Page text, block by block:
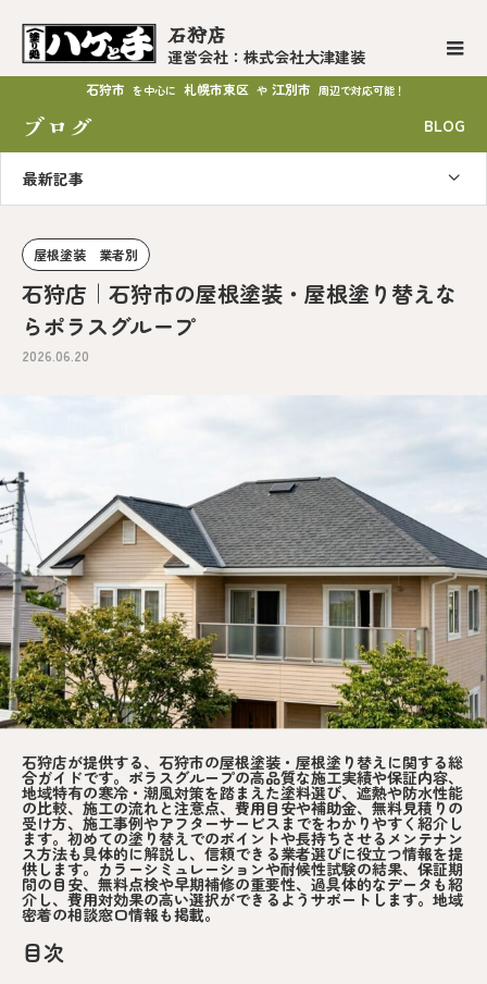
石狩店
運営会社：株式会社大津建装
石狩市 を中心に 札幌市東区 や 江別市 周辺で対応可能！
ブログ BLOG
最新記事
屋根塗装 業者別
石狩店｜石狩市の屋根塗装・屋根塗り替えな
らポラスグループ
2026.06.20
石狩店が提供する、石狩市の屋根塗装・屋根塗り替えに関する総
合ガイドです。ポラスグループの高品質な施工実績や保証内容、
地域特有の寒冷・潮風対策を踏まえた塗料選び、遮熱や防水性能
の比較、施工の流れと注意点、費用目安や補助金、無料見積りの
受け方、施工事例やアフターサービスまでをわかりやすく紹介し
ます。初めての塗り替えでのポイントや長持ちさせるメンテナン
ス方法も具体的に解説し、信頼できる業者選びに役立つ情報を提
供します。カラーシミュレーションや耐候性試験の結果、保証期
間の目安、無料点検や早期補修の重要性、過具体的なデータも紹
介し、費用対効果の高い選択ができるようサポートします。地域
密着の相談窓口情報も掲載。
目次